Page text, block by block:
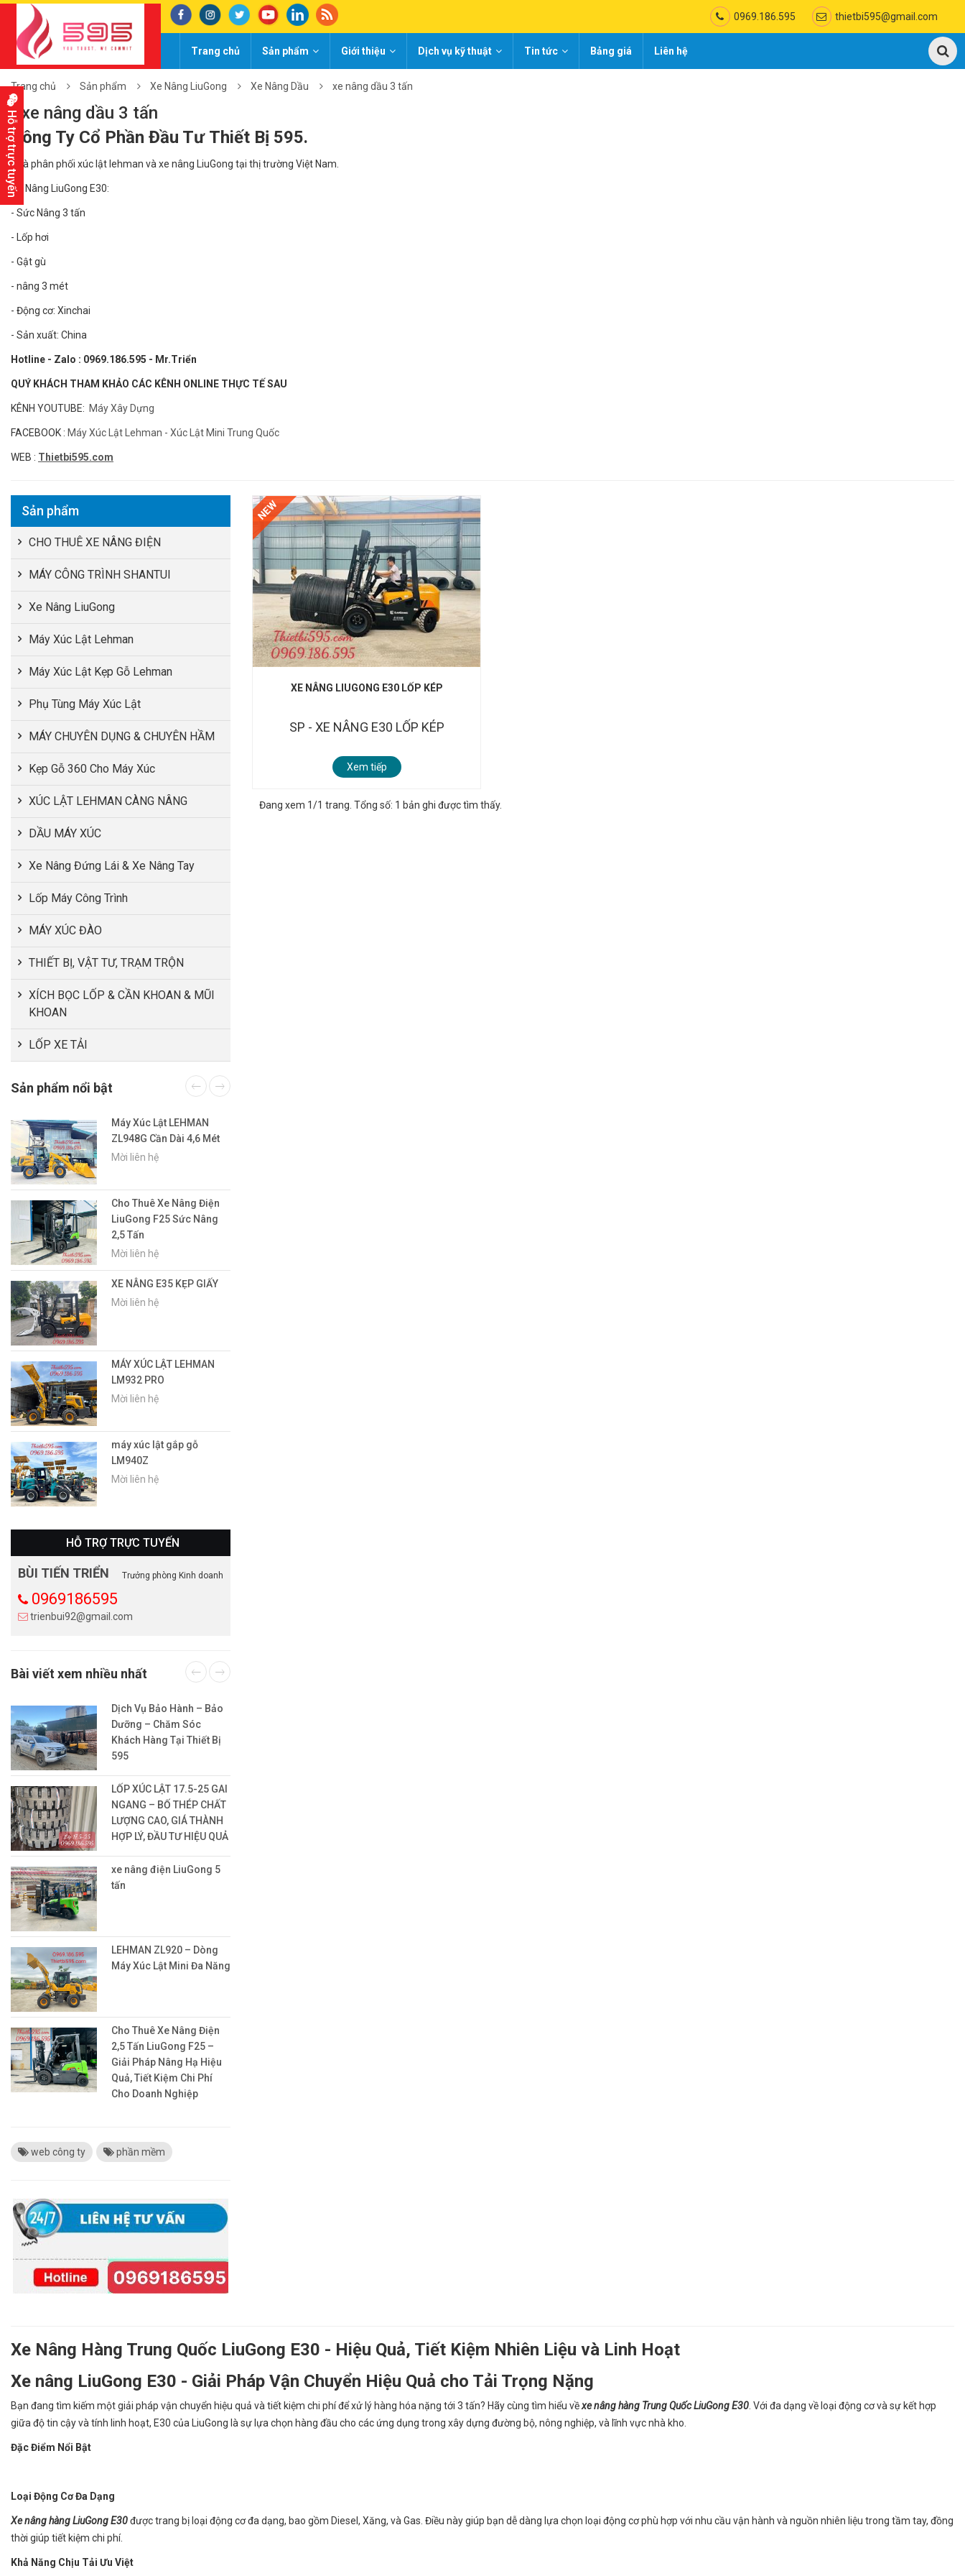
0969.186.595 thietbi595@gmail.com
Trang chủ Sản phẩm Giới thiệu Dịch vụ kỹ thuật Tin tức Bảng giá Liên hệ
Trang chủ Sản phẩm Xe Nâng LiuGong Xe Nâng Dầu xe nâng dầu 3 tấn
xe nâng dầu 3 tấn
Công Ty Cổ Phần Đầu Tư Thiết Bị 595.
Nhà phân phối xúc lật lehman và xe nâng LiuGong tại thị trường Việt Nam.
Xe Nâng LiuGong E30:
- Sức Nâng 3 tấn
- Lốp hơi
- Gật gù
- nâng 3 mét
- Động cơ: Xinchai
- Sản xuất: China
Hotline - Zalo : 0969.186.595 - Mr.Triển
QUÝ KHÁCH THAM KHẢO CÁC KÊNH ONLINE THỰC TẾ SAU
KÊNH YOUTUBE: Máy Xây Dựng
FACEBOOK : Máy Xúc Lật Lehman - Xúc Lật Mini Trung Quốc
WEB : Thietbi595.com
Sản phẩm
CHO THUÊ XE NÂNG ĐIỆN
MÁY CÔNG TRÌNH SHANTUI
Xe Nâng LiuGong
Máy Xúc Lật Lehman
Máy Xúc Lật Kẹp Gỗ Lehman
Phụ Tùng Máy Xúc Lật
MÁY CHUYÊN DỤNG & CHUYÊN HẦM
Kẹp Gỗ 360 Cho Máy Xúc
XÚC LẬT LEHMAN CÀNG NÂNG
DẦU MÁY XÚC
Xe Nâng Đứng Lái & Xe Nâng Tay
Lốp Máy Công Trình
MÁY XÚC ĐÀO
THIẾT BỊ, VẬT TƯ, TRẠM TRỘN
XÍCH BỌC LỐP & CẦN KHOAN & MŨI
KHOAN
LỐP XE TẢI
Sản phẩm nổi bật
Máy Xúc Lật LEHMAN
ZL948G Cần Dài 4,6 Mét
Mời liên hệ
Cho Thuê Xe Nâng Điện
LiuGong F25 Sức Nâng
2,5 Tấn
Mời liên hệ
XE NÂNG E35 KẸP GIẤY
Mời liên hệ
MÁY XÚC LẬT LEHMAN
LM932 PRO
Mời liên hệ
máy xúc lật gắp gỗ
LM940Z
Mời liên hệ
HỖ TRỢ TRỰC TUYẾN
BÙI TIẾN TRIỂN Trưởng phòng Kinh doanh
0969186595
trienbui92@gmail.com
Bài viết xem nhiều nhất
Dịch Vụ Bảo Hành – Bảo
Dưỡng – Chăm Sóc
Khách Hàng Tại Thiết Bị
595
LỐP XÚC LẬT 17.5-25 GAI
NGANG – BỐ THÉP CHẤT
LƯỢNG CAO, GIÁ THÀNH
HỢP LÝ, ĐẦU TƯ HIỆU QUẢ
xe nâng điện LiuGong 5
tấn
LEHMAN ZL920 – Dòng
Máy Xúc Lật Mini Đa Năng
Cho Thuê Xe Nâng Điện
2,5 Tấn LiuGong F25 –
Giải Pháp Nâng Hạ Hiệu
Quả, Tiết Kiệm Chi Phí
Cho Doanh Nghiệp
web công ty phần mềm
NEW
XE NÂNG LIUGONG E30 LỐP KÉP
SP - XE NÂNG E30 LỐP KÉP
Xem tiếp
Đang xem 1/1 trang. Tổng số: 1 bản ghi được tìm thấy.
Xe Nâng Hàng Trung Quốc LiuGong E30 - Hiệu Quả, Tiết Kiệm Nhiên Liệu và Linh Hoạt
Xe nâng LiuGong E30 - Giải Pháp Vận Chuyển Hiệu Quả cho Tải Trọng Nặng
Bạn đang tìm kiếm một giải pháp vận chuyển hiệu quả và tiết kiệm chi phí để xử lý hàng hóa nặng tới 3 tấn? Hãy cùng tìm hiểu vềxe nâng hàng Trung Quốc LiuGong E30 . Với đa dạng về loại động cơ và sự kết hợp
giữa độ tin cậy và tính linh hoạt, E30 của LiuGong là sự lựa chọn hàng đầu cho các ứng dụng trong xây dựng đường bộ, nông nghiệp, và lĩnh vực nhà kho.
Đặc Điểm Nổi Bật
Loại Động Cơ Đa Dạng
Xe nâng hàng LiuGong E30được trang bị loại động cơ đa dạng, bao gồm Diesel, Xăng, và Gas. Điều này giúp bạn dễ dàng lựa chọn loại động cơ phù hợp với nhu cầu vận hành và nguồn nhiên liệu trong tầm tay, đồng
thời giúp tiết kiệm chi phí.
Khả Năng Chịu Tải Ưu Việt
Hỗ trợ trực tuyến